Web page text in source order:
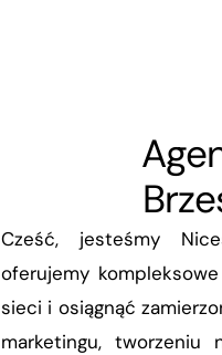
Cześć, jesteśmy
oferujemy
sieci i osiągnąć
marketingu, tworzeniu